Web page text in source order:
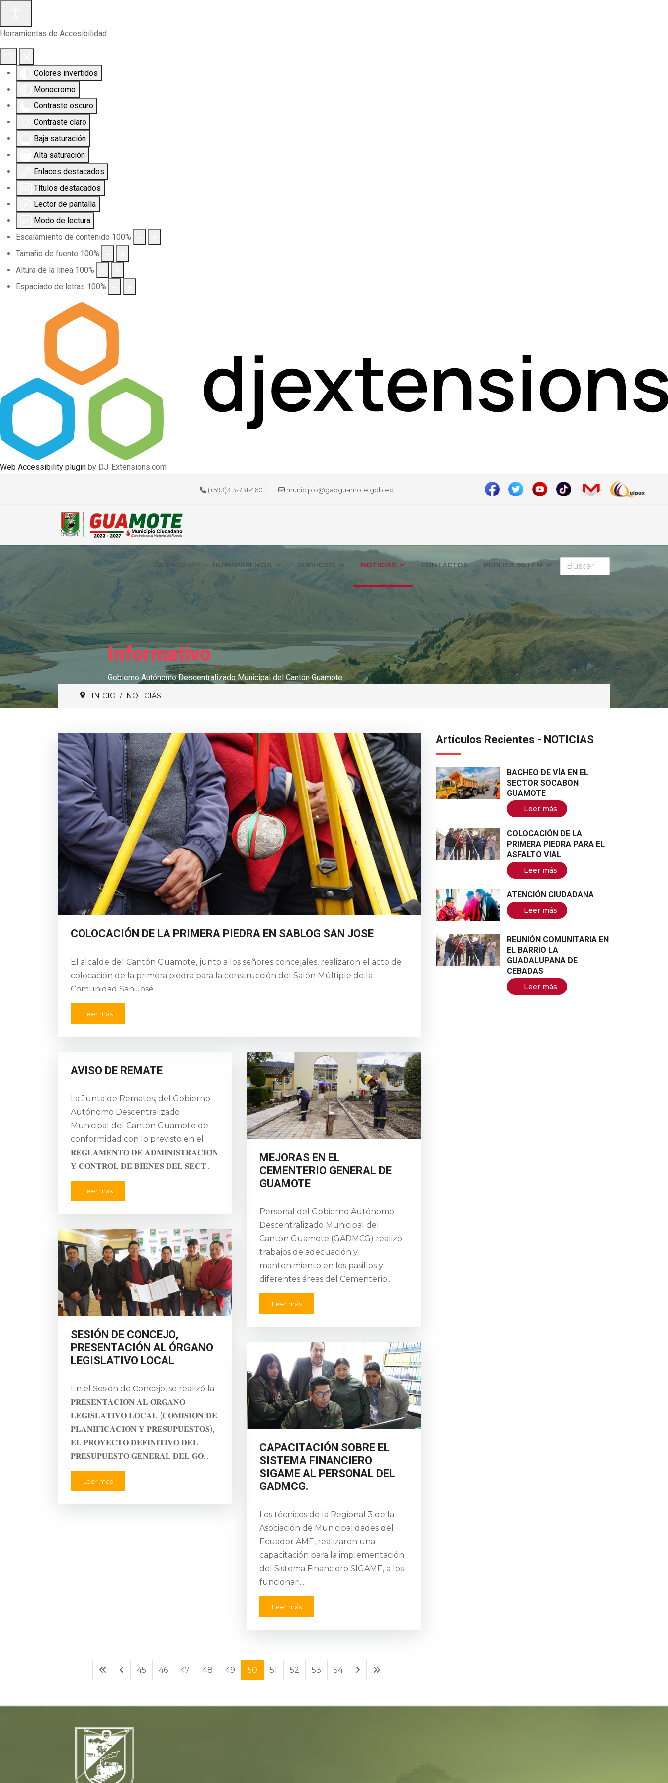
Herramientas de Accesibilidad
Colores invertidos
Monocromo
Contraste oscuro
Contraste claro
Baja saturación
Alta saturación
Enlaces destacados
Títulos destacados
Lector de pantalla
Modo de lectura
Escalamiento de contenido 100%
Tamaño de fuente 100%
Altura de la línea 100%
Espaciado de letras 100%
Web Accessibility plugin by DJ-Extensions.com
(+593)3 3-731-460 municipio@gadguamote.gob.ec
GADMCG TRANSPARENCIA SERVICIOS NOTICIAS CONTÁCTOS PUBLICA 90.1 FM Buscar
Informativo
Gobierno Autónomo Descentralizado Municipal del Cantón Guamote
INICIO NOTICIAS
COLOCACIÓN DE LA PRIMERA PIEDRA EN SABLOG SAN JOSE
El alcalde del Cantón Guamote, junto a los señores concejales, realizaron el acto de
colocación de la primera piedra para la construcción del Salón Múltiple de la
Comunidad San José...
Leer más
AVISO DE REMATE
La Junta de Remates, del Gobierno
Autónomo Descentralizado
Municipal del Cantón Guamote de
conformidad con lo previsto en el
𝐑𝐄𝐆𝐋𝐀𝐌𝐄𝐍𝐓𝐎 𝐃𝐄 𝐀𝐃𝐌𝐈𝐍𝐈𝐒𝐓𝐑𝐀𝐂𝐈𝐎́𝐍
𝐘 𝐂𝐎𝐍𝐓𝐑𝐎𝐋 𝐃𝐄 𝐁𝐈𝐄𝐍𝐄𝐒 𝐃𝐄𝐋 𝐒𝐄𝐂𝐓...
Leer más
MEJORAS EN EL
CEMENTERIO GENERAL DE
GUAMOTE
Personal del Gobierno Autónomo
Descentralizado Municipal del
Cantón Guamote (GADMCG) realizó
trabajos de adecuación y
mantenimiento en los pasillos y
diferentes áreas del Cementerio...
Leer más
SESIÓN DE CONCEJO,
PRESENTACIÓN AL ÓRGANO
LEGISLATIVO LOCAL
En el Sesión de Concejo, se realizó la
𝐏𝐑𝐄𝐒𝐄𝐍𝐓𝐀𝐂𝐈𝐎́𝐍 𝐀𝐋 𝐎́𝐑𝐆𝐀𝐍𝐎
𝐋𝐄𝐆𝐈𝐒𝐋𝐀𝐓𝐈𝐕𝐎 𝐋𝐎𝐂𝐀𝐋 (𝐂𝐎𝐌𝐈𝐒𝐈𝐎́𝐍 𝐃𝐄
𝐏𝐋𝐀𝐍𝐈𝐅𝐈𝐂𝐀𝐂𝐈𝐎́𝐍 𝐘 𝐏𝐑𝐄𝐒𝐔𝐏𝐔𝐄𝐒𝐓𝐎𝐒),
𝐄𝐋 𝐏𝐑𝐎𝐘𝐄𝐂𝐓𝐎 𝐃𝐄𝐅𝐈𝐍𝐈𝐓𝐈𝐕𝐎 𝐃𝐄𝐋
𝐏𝐑𝐄𝐒𝐔𝐏𝐔𝐄𝐒𝐓𝐎 𝐆𝐄𝐍𝐄𝐑𝐀𝐋 𝐃𝐄𝐋 𝐆𝐎...
Leer más
CAPACITACIÓN SOBRE EL
SISTEMA FINANCIERO
SIGAME AL PERSONAL DEL
GADMCG.
Los técnicos de la Regional 3 de la
Asociación de Municipalidades del
Ecuador AME, realizaron una
capacitación para la implementación
del Sistema Financiero SIGAME, a los
funcionari...
Leer más
45 46 47 48 49 50 51 52 53 54
Artículos Recientes - NOTICIAS
BACHEO DE VÍA EN EL
SECTOR SOCABON
GUAMOTE
Leer más
COLOCACIÓN DE LA
PRIMERA PIEDRA PARA EL
ASFALTO VIAL
Leer más
ATENCIÓN CIUDADANA
Leer más
REUNIÓN COMUNITARIA EN
EL BARRIO LA
GUADALUPANA DE
CEBADAS
Leer más